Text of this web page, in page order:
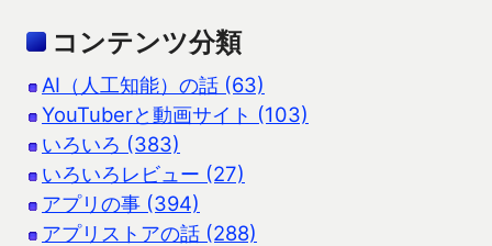
コンテンツ分類
AI（人工知能）の話 (63)
YouTuberと動画サイト (103)
いろいろ (383)
いろいろレビュー (27)
アプリの事 (394)
アプリストアの話 (288)